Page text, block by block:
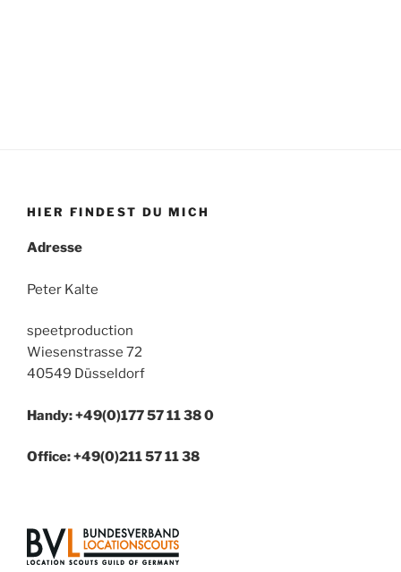
HIER FINDEST DU MICH
Adresse
Peter Kalte
speetproduction
Wiesenstrasse 72
40549 Düsseldorf
Handy: +49(0)177 57 11 38 0
Office: +49(0)211 57 11 38